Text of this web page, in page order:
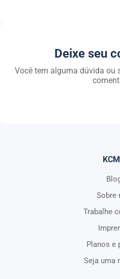
Deixe seu
Você tem alguma dúvida ou
Sobre
Trabalhe
Planos e
Seja uma